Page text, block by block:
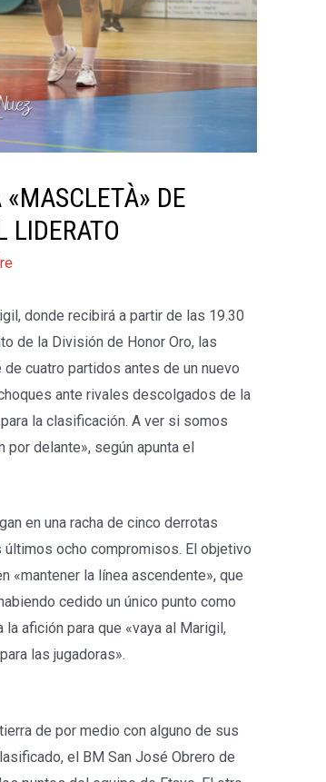
DE
LIDERATO
donde recibirá a partir de las 19.30
de la División de Honor Oro, las
cuatro partidos antes de un nuevo
ante rivales descolgados de la
la clasificación. A ver si somos
delante», según apunta el
en una racha de cinco derrotas
ocho compromisos. El objetivo
«mantener la línea ascendente», que
cedido un único punto como
la afición para que «vaya al Marigil,
las jugadoras».
de por medio con alguno de sus
el BM San José Obrero de